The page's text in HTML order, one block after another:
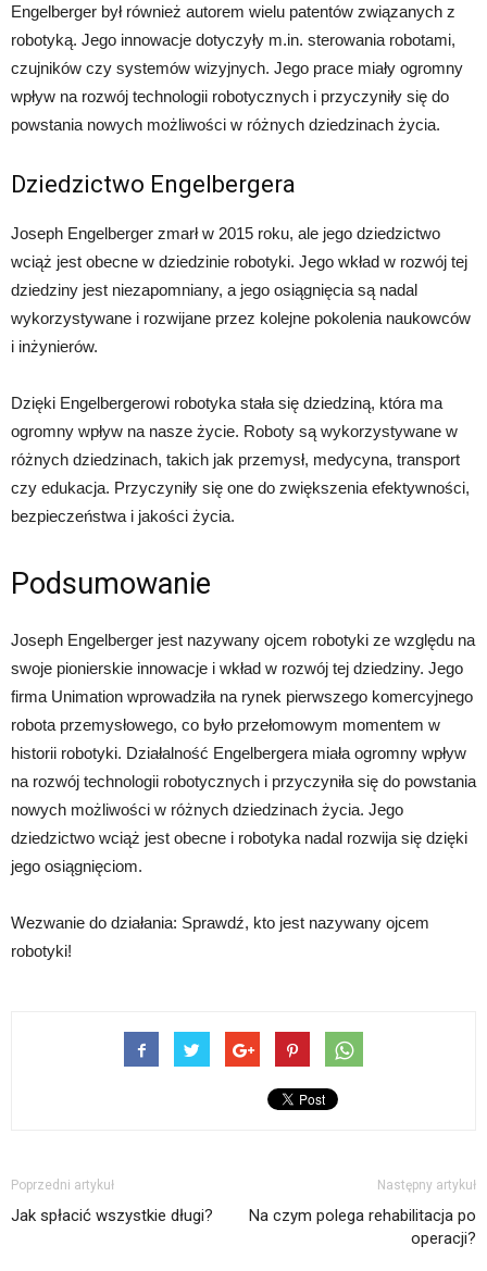
Engelberger był również autorem wielu patentów związanych z
robotyką. Jego innowacje dotyczyły m.in. sterowania robotami,
czujników czy systemów wizyjnych. Jego prace miały ogromny
wpływ na rozwój technologii robotycznych i przyczyniły się do
powstania nowych możliwości w różnych dziedzinach życia.
Dziedzictwo Engelbergera
Joseph Engelberger zmarł w 2015 roku, ale jego dziedzictwo
wciąż jest obecne w dziedzinie robotyki. Jego wkład w rozwój tej
dziedziny jest niezapomniany, a jego osiągnięcia są nadal
wykorzystywane i rozwijane przez kolejne pokolenia naukowców
i inżynierów.
Dzięki Engelbergerowi robotyka stała się dziedziną, która ma
ogromny wpływ na nasze życie. Roboty są wykorzystywane w
różnych dziedzinach, takich jak przemysł, medycyna, transport
czy edukacja. Przyczyniły się one do zwiększenia efektywności,
bezpieczeństwa i jakości życia.
Podsumowanie
Joseph Engelberger jest nazywany ojcem robotyki ze względu na
swoje pionierskie innowacje i wkład w rozwój tej dziedziny. Jego
firma Unimation wprowadziła na rynek pierwszego komercyjnego
robota przemysłowego, co było przełomowym momentem w
historii robotyki. Działalność Engelbergera miała ogromny wpływ
na rozwój technologii robotycznych i przyczyniła się do powstania
nowych możliwości w różnych dziedzinach życia. Jego
dziedzictwo wciąż jest obecne i robotyka nadal rozwija się dzięki
jego osiągnięciom.
Wezwanie do działania: Sprawdź, kto jest nazywany ojcem
robotyki!
Poprzedni artykuł
Jak spłacić wszystkie długi?
Następny artykuł
Na czym polega rehabilitacja po
operacji?